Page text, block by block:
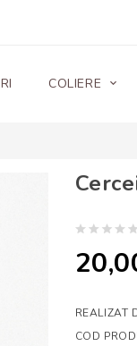
COLIERE
REALIZAT
COD